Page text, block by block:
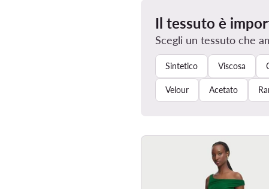
Il tessuto è
Scegli un tessuto che
Sintetico Viscosa
Velour Acetato